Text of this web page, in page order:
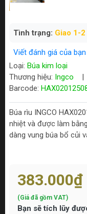
Tình trạng: Giao 1-
Viết đánh giá của bạn
Loại: Búa kim loại
Thương hiệu: Ingco
Barcode:
Búa rìu INGCO
nhiệt và được làm
dàng vung búa bổ củi
383.000₫
(Giá đã gồm VAT)
Bạn sẽ tích lũy